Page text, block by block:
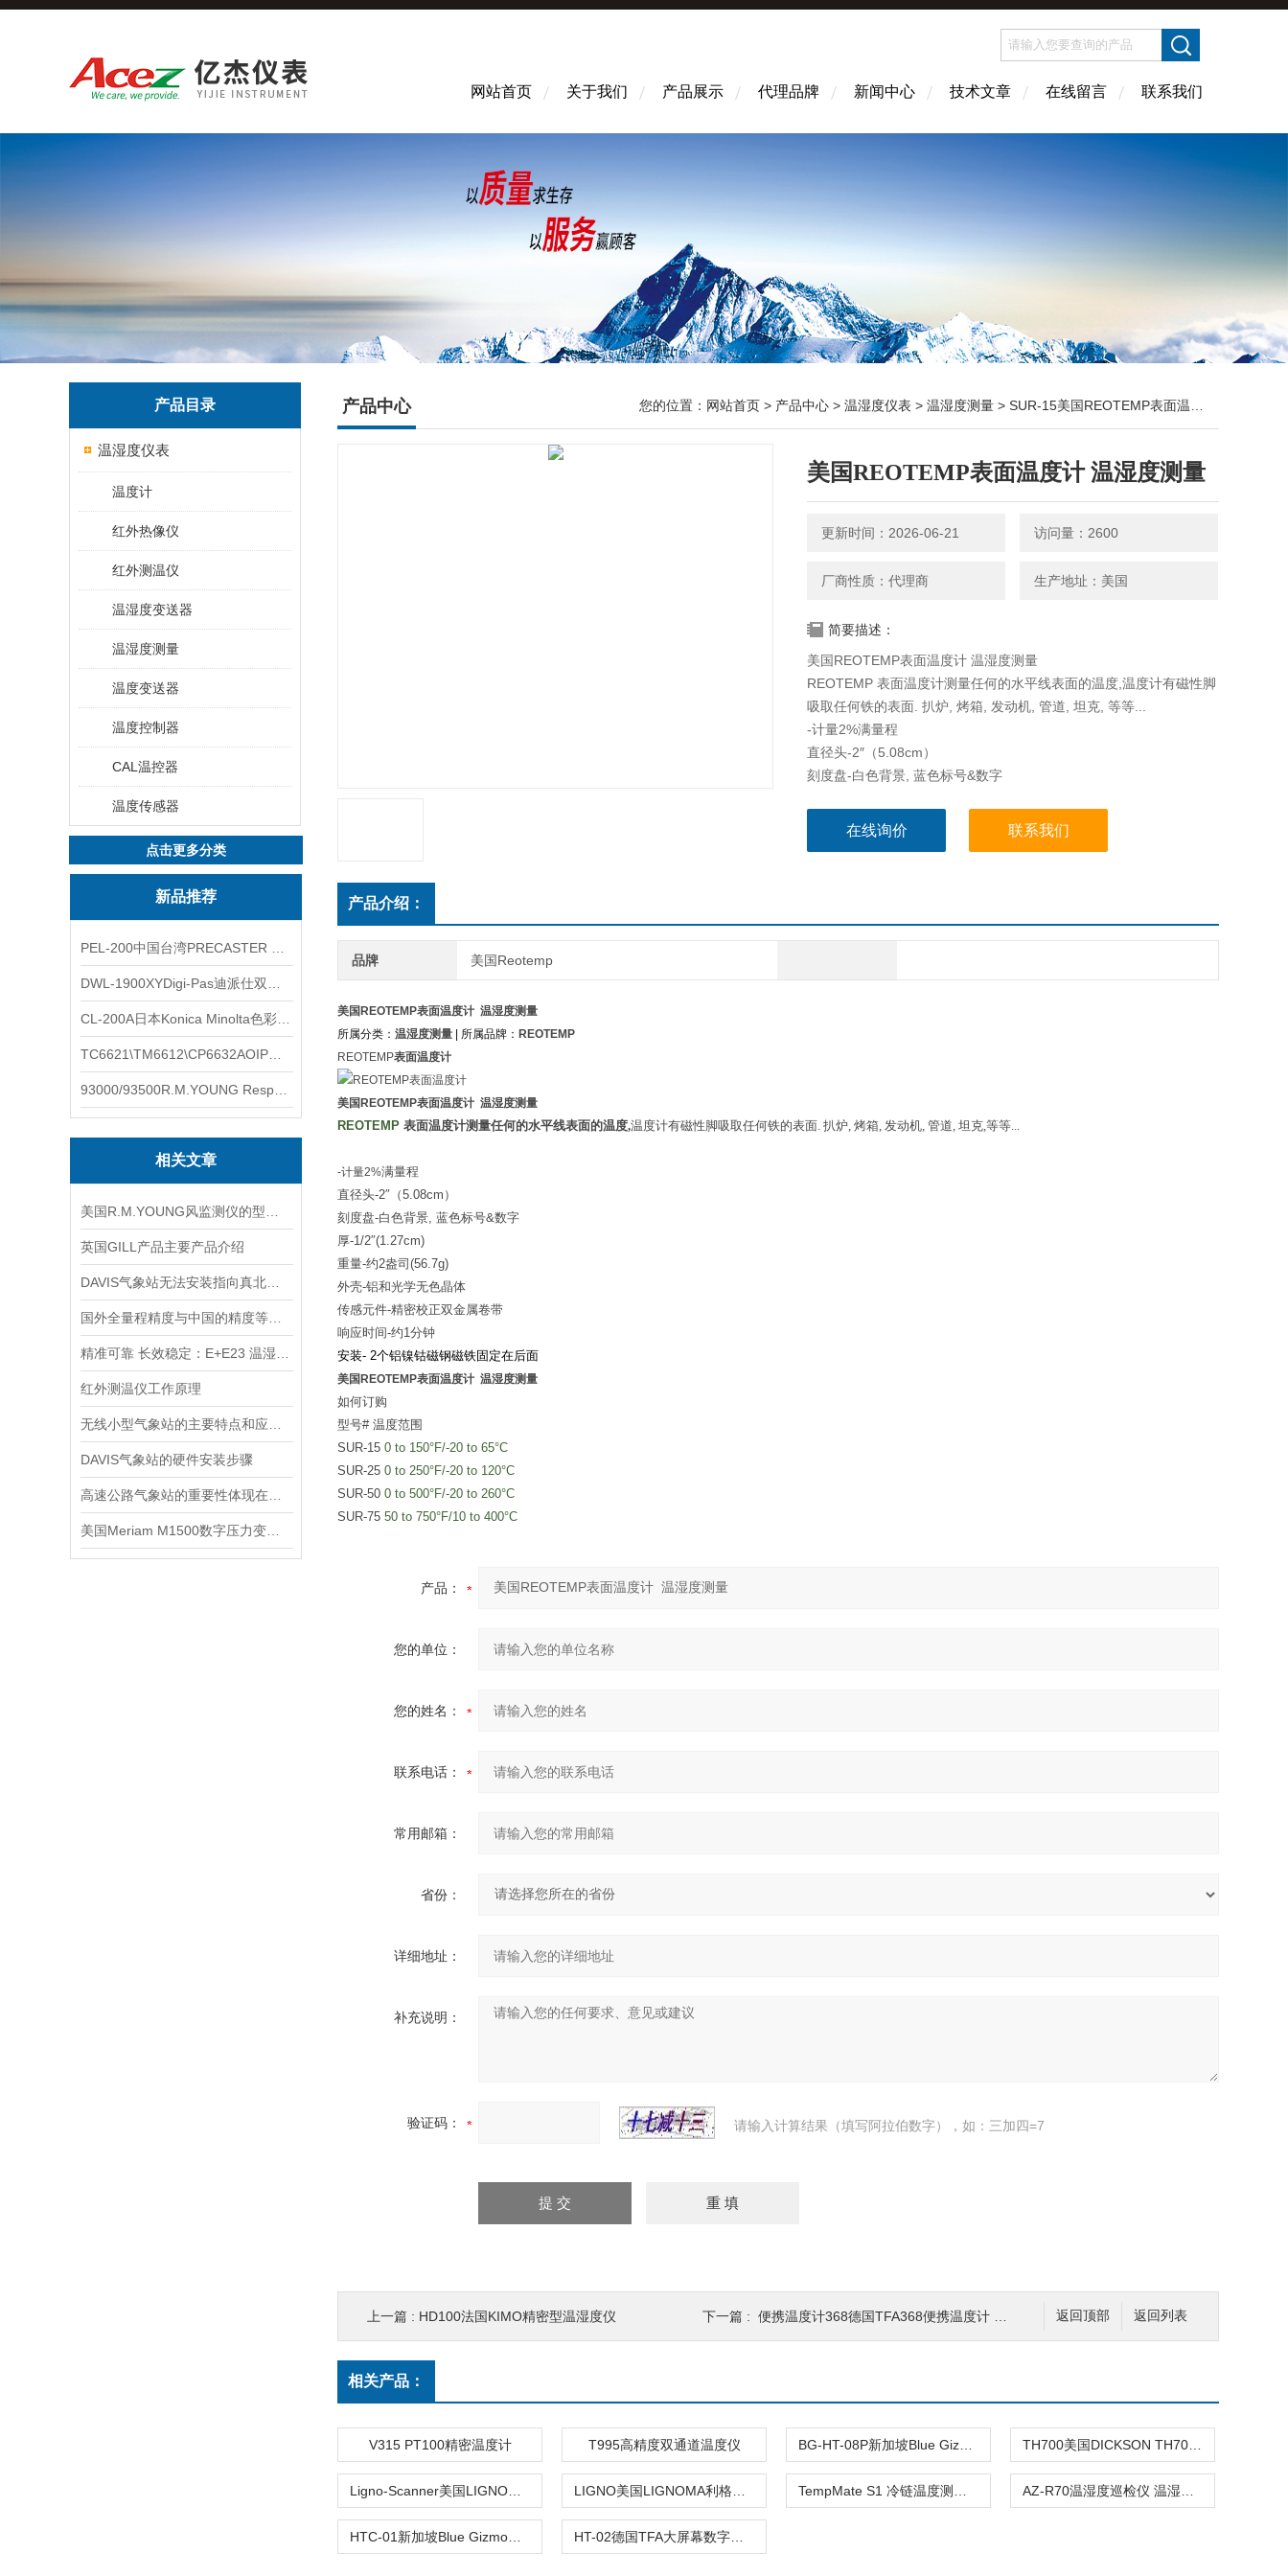
网站首页 关于我们 产品展示 代理品牌 新闻中心 技术文章 在线留言 联系我们
产品目录
温湿度仪表
温度计
红外热像仪
红外测温仪
温湿度变送器
温湿度测量
温度变送器
温度控制器
CAL温控器
温度传感器
点击更多分类
新品推荐
相关文章
英国GILL产品主要产品介绍
红外测温仪工作原理
DAVIS气象站的硬件安装步骤
产品中心 您的位置： 网站首页 > 产品中心 > 温湿度仪表 > 温湿度测量 > SUR-15美国REOTEMP表面温度计 温湿度测量
美国REOTEMP表面温度计 温湿度测量
更新时间：2026-06-21 访问量：2600
厂商性质：代理商 生产地址：美国
简要描述：
美国REOTEMP表面温度计 温湿度测量
REOTEMP 表面温度计测量任何的水平线表面的温度,温度计有磁性脚
吸取任何铁的表面. 扒炉, 烤箱, 发动机, 管道, 坦克, 等等...
-计量2%满量程
直径头-2″（5.08cm）
刻度盘-白色背景, 蓝色标号&数字
重量-约2盎司（56.7g）
在线询价 联系我们
产品介绍：
品牌 美国Reotemp
美国REOTEMP表面温度计 温湿度测量
所属分类： 温湿度测量 | 所属品牌： REOTEMP
REOTEMP表面温度计
美国REOTEMP表面温度计 温湿度测量
REOTEMP 表面温度计测量任何的水平线表面的温度,温度计有磁性脚吸取任何铁的表面. 扒炉, 烤箱, 发动机, 管道, 坦克,等等...
-计量2%满量程
直径头-2″ （5.08cm ）
刻度盘-白色背景, 蓝色标号&数字
厚-1/2″(1.27cm)
重量-约2盎司 (56.7g)
外壳-铝和光学无色晶体
传感元件-精密校正双金属卷带
响应时间-约1分钟
安装- 2个铝镍钴磁钢磁铁固定在后面
美国REOTEMP表面温度计 温湿度测量
如何订购
型号# 温度范围
SUR-15 0 to 150°F/-20 to 65°C
SUR-25 0 to 250°F/-20 to 120°C
SUR-50 0 to 500°F/-20 to 260°C
SUR-75 50 to 750°F/10 to 400°C
产品：
您的单位：
您的姓名：
联系电话：
常用邮箱：
省份：
详细地址：
补充说明：
验证码： 请输入计算结果（填写阿拉伯数字），如：三加四=7
返回列表
返回顶部
上一篇 : HD100法国KIMO精密型温湿度仪 下一篇 : 便携温度计368德国TFA368便携温度计 温湿度测量
相关产品：
V315 PT100精密温度计 T995高精度双通道温度仪